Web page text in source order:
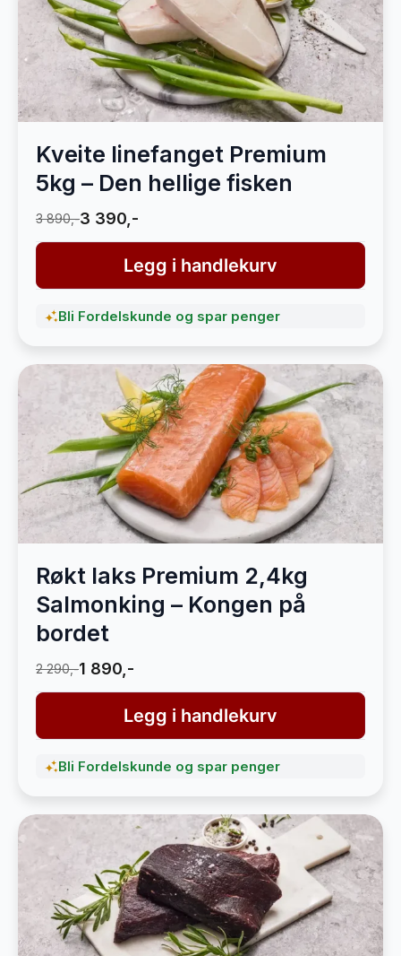
Kveite linefanget Premium
5kg – Den hellige fisken
3 890,-3 390,-
Legg i handlekurv
Bli Fordelskunde og spar penger
Røkt laks Premium 2,4kg
Salmonking – Kongen på
bordet
2 290,-1 890,-
Legg i handlekurv
Bli Fordelskunde og spar penger